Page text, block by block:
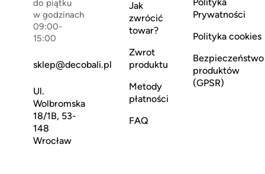
do piątku
w godzinach
09:00-
15:00
sklep@decobali.pl
Ul.
Wolbromska
18/1B, 53-
148
Wrocław
Jak
zwrócić
towar?
Zwrot
produktu
Metody
płatności
FAQ
Polityka
Prywatności
Polityka cookies
Bezpieczeństwo
produktów
(GPSR)